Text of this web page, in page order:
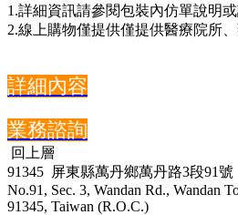
1.詳細資訊請參閱包裝內仿單說明
2.線上購物僅提供僅提供醫療院所、
詳細內容
業務諮詢
回上層
91345 屏東縣萬丹鄉萬丹路3段91號
No.91, Sec. 3, Wandan Rd., Wandan
91345, Taiwan (R.O.C.)